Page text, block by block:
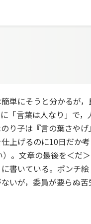
単にそうと分かるが
「言葉は人なり」で
り子は『言の葉さや
上げるのに10日だか
。文章の最後を＜だ
書いている。ポンチ
いが，委員が要らぬ